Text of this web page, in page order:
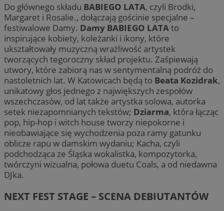
Do głównego składu BABIEGO LATA, czyli Brodki,
Margaret i Rosalie., dołączają gościnie specjalne –
festiwalowe Damy. Damy BABIEGO LATAto
inspirujące kobiety, koleżanki i ikony, które
ukształtowały muzyczną wrażliwość artystek
tworzących tegoroczny skład projektu. Zaśpiewają
utwory, które zabiorą nas w sentymentalną podróż do
nastoletnich lat. W Katowicach będą to Beata Kozidrak,
unikatowy głos jednego z największych zespołów
wszechczasów, od lat także artystka solowa, autorka
setek niezapomnianych tekstów; Dziarma, która łącząc
pop, hip-hop i witch house tworzy niepokorne i
nieobawiające się wychodzenia poza ramy gatunku
oblicze rapu w damskim wydaniu; Kacha, czyli
podchodząca ze Śląska wokalistka, kompozytorka,
twórczyni wizualna, połowa duetu Coals, a od niedawna
DJka.
NEXT FEST STAGE – SCENA DEBIUTANTÓW